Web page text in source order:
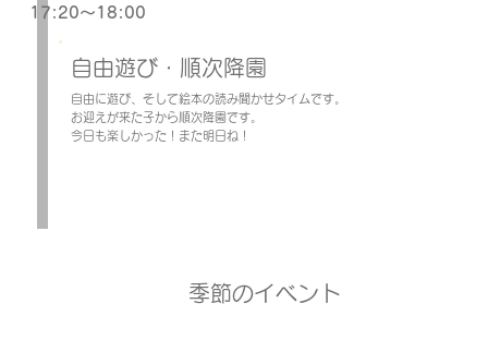
17:20～18:00
自由遊び・順次降園
自由に遊び、そして絵本の読み聞かせタイムです。
お迎えが来た子から順次降園です。
今日も楽しかった！また明日ね！
季節のイベント